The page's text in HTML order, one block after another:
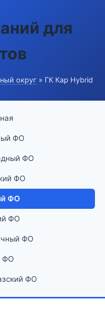
для
округ » ГК Кар Hybrid
ФО
ФО
ФО
ФО
ФО
ФО
ФО
ФО